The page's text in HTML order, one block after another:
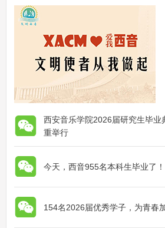
西安音乐学院2026届研究生毕业
重举行
今天，西音955名本科生毕业了！
154名2026届优秀学子，为青春